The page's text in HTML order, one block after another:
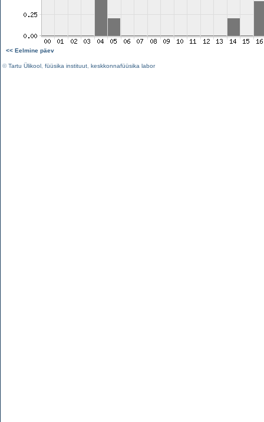
<< Eelmine päev
©Tartu Ülikool füüsika instituut keskkonnafüüsika labor